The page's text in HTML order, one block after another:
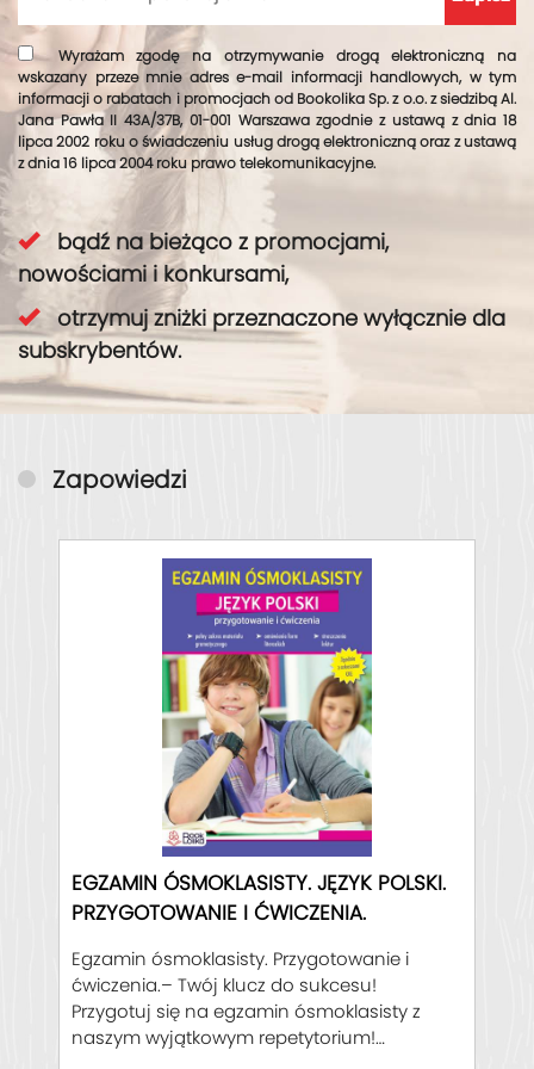
Wyrażam zgodę na otrzymywanie drogą elektroniczną na
wskazany przeze mnie adres e-mail informacji handlowych, w tym
informacji o rabatach i promocjach od Bookolika Sp. z o.o. z siedzibą Al.
Jana Pawła II 43A/37B, 01-001 Warszawa zgodnie z ustawą z dnia 18
lipca 2002 roku o świadczeniu usług drogą elektroniczną oraz z ustawą
z dnia 16 lipca 2004 roku prawo telekomunikacyjne.
bądź na bieżąco z promocjami,
nowościami i konkursami,
otrzymuj zniżki przeznaczone wyłącznie dla
subskrybentów.
Zapowiedzi
EGZAMIN ÓSMOKLASISTY. JĘZYK POLSKI.
PRZYGOTOWANIE I ĆWICZENIA.
Egzamin ósmoklasisty. Przygotowanie i
ćwiczenia.– Twój klucz do sukcesu!
Przygotuj się na egzamin ósmoklasisty z
naszym wyjątkowym repetytorium!